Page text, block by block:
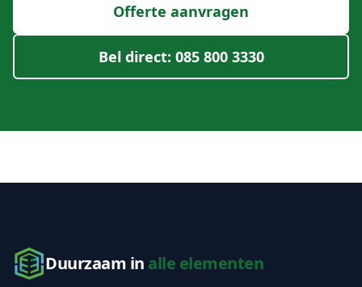
Offerte aanvragen
Bel direct: 085 800 3330
Duurzaam in alle elementen